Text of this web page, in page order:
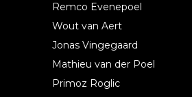
Remco Evenepoel
Wout van Aert
Jonas Vingegaard
Mathieu van der Poel
Primoz Roglic